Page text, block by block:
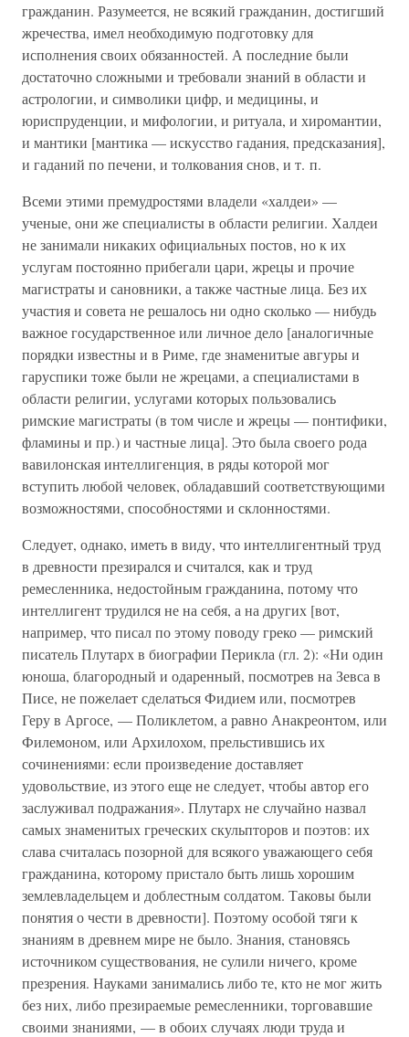
гражданин. Разумеется, не всякий гражданин, достигший
жречества, имел необходимую подготовку для
исполнения своих обязанностей. А последние были
достаточно сложными и требовали знаний в области и
астрологии, и символики цифр, и медицины, и
юриспруденции, и мифологии, и ритуала, и хиромантии,
и мантики [мантика — искусство гадания, предсказания],
и гаданий по печени, и толкования снов, и т. п.
Всеми этими премудростями владели «халдеи» —
ученые, они же специалисты в области религии. Халдеи
не занимали никаких официальных постов, но к их
услугам постоянно прибегали цари, жрецы и прочие
магистраты и сановники, а также частные лица. Без их
участия и совета не решалось ни одно сколько — нибудь
важное государственное или личное дело [аналогичные
порядки известны и в Риме, где знаменитые авгуры и
гаруспики тоже были не жрецами, а специалистами в
области религии, услугами которых пользовались
римские магистраты (в том числе и жрецы — понтифики,
фламины и пр.) и частные лица]. Это была своего рода
вавилонская интеллигенция, в ряды которой мог
вступить любой человек, обладавший соответствующими
возможностями, способностями и склонностями.
Следует, однако, иметь в виду, что интеллигентный труд
в древности презирался и считался, как и труд
ремесленника, недостойным гражданина, потому что
интеллигент трудился не на себя, а на других [вот,
например, что писал по этому поводу греко — римский
писатель Плутарх в биографии Перикла (гл. 2): «Ни один
юноша, благородный и одаренный, посмотрев на Зевса в
Писе, не пожелает сделаться Фидием или, посмотрев
Геру в Аргосе, — Поликлетом, а равно Анакреонтом, или
Филемоном, или Архилохом, прельстившись их
сочинениями: если произведение доставляет
удовольствие, из этого еще не следует, чтобы автор его
заслуживал подражания». Плутарх не случайно назвал
самых знаменитых греческих скульпторов и поэтов: их
слава считалась позорной для всякого уважающего себя
гражданина, которому пристало быть лишь хорошим
землевладельцем и доблестным солдатом. Таковы были
понятия о чести в древности]. Поэтому особой тяги к
знаниям в древнем мире не было. Знания, становясь
источником существования, не сулили ничего, кроме
презрения. Науками занимались либо те, кто не мог жить
без них, либо презираемые ремесленники, торговавшие
своими знаниями, — в обоих случаях люди труда и